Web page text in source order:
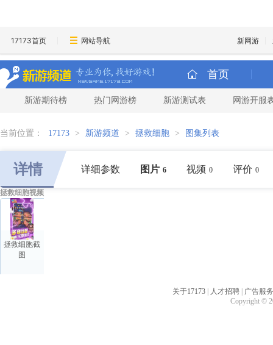
17173首页 网站导航 新网游
首页
新游期待榜 热门网游榜 新游测试表 网游开服
当前位置： 17173 > 新游频道 > 拯救细胞 > 图集列表
详情 详细参数 图片 6 视频 0 评价 0
拯救细胞视频
拯救细胞截
图
关于17173 人才招聘
广告服务
Copyright ©